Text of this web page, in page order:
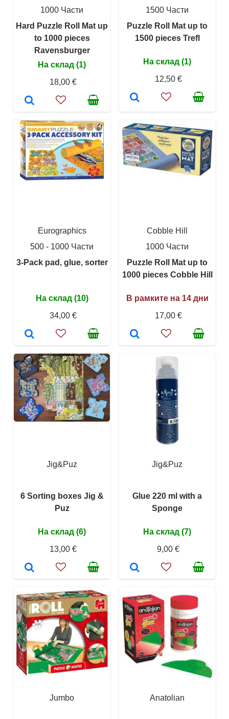
1000 Части
Hard Puzzle Roll Mat up
to 1000 pieces
Ravensburger
На склад (1)
18,00 €
1500 Части
Puzzle Roll Mat up to
1500 pieces Trefl
На склад (1)
12,50 €
Eurographics
500 - 1000 Части
3-Pack pad, glue, sorter
На склад (10)
34,00 €
Cobble Hill
1000 Части
Puzzle Roll Mat up to
1000 pieces Cobble Hill
В рамките на 14 дни
17,00 €
Jig&Puz
6 Sorting boxes Jig &
Puz
На склад (6)
13,00 €
Jig&Puz
Glue 220 ml with a
Sponge
На склад (7)
9,00 €
Jumbo Anatolian